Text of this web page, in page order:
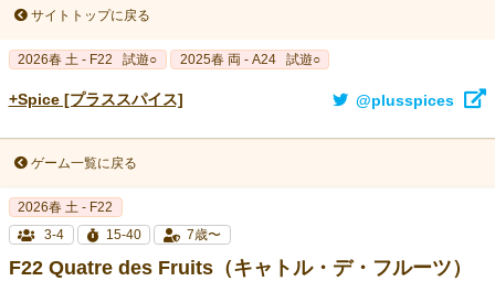
サイトトップに戻る
2026春 土 - F22 試遊○ 2025春 両 - A24 試遊○
+Spice [プラススパイス] @plusspices
ゲーム一覧に戻る
2026春 土 - F22
3-4
15-40 7歳〜
F22 Quatre des Fruits（キャトル・デ・フルーツ）